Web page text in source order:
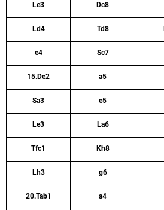
Le3 Dc8
Ld4 Td8
e4 Sc7
15.De2 a5
Sa3 e5
Le3 La6
Tfc1 Kh8
Lh3 g6
20.Tab1 a4